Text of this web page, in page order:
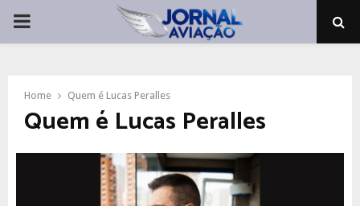
PRIMARY
Home Quem é Lucas Peralles
Quem é Lucas Peralles